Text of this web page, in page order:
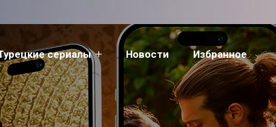
сериалы Новости Избранное